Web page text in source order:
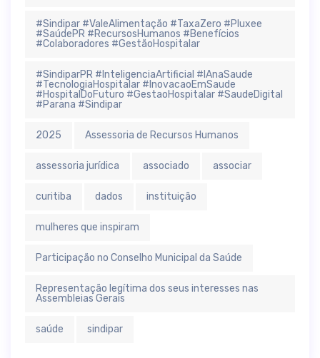
#Sindipar #ValeAlimentação #TaxaZero #Pluxee
#SaúdePR #RecursosHumanos #Benefícios
#Colaboradores #GestãoHospitalar
#SindiparPR #InteligenciaArtificial #IAnaSaude
#TecnologiaHospitalar #InovacaoEmSaude
#HospitalDoFuturo #GestaoHospitalar #SaudeDigital
#Parana #Sindipar
2025 Assessoria de Recursos Humanos
assessoria jurídica associado associar
curitiba dados instituição
mulheres que inspiram
Participação no Conselho Municipal da Saúde
Representação legítima dos seus interesses nas
Assembleias Gerais
saúde sindipar